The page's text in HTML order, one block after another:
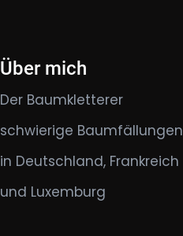
Über mich
Der Baumkletterer
schwierige Baumfällungen
in Deutschland, Frankreich
und Luxemburg